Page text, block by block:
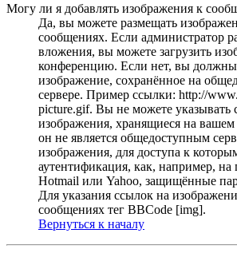
Могу ли я добавлять изображения к
Да, вы можете размещать
сообщениях. Если администратор
вложения, вы можете загрузить
конференцию. Если нет, вы должны
изображение, сохранённое на
сервере. Пример ссылки: http://
picture.gif. Вы не можете указывать
изображения, хранящиеся на
он не является общедоступным
изображения, для доступа к
аутентификация, как, например,
Hotmail или Yahoo, защищённые
Для указания ссылок на
сообщениях тег BBCode [img].
Вернуться к началу